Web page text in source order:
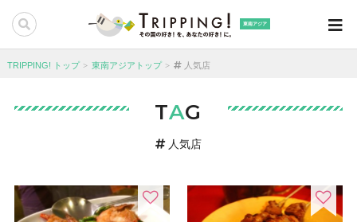
東南アジア
TRIPPING! トップ 東南アジアトップ 人気店
TAG
人気店